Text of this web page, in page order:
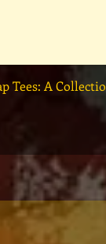
Tees: A